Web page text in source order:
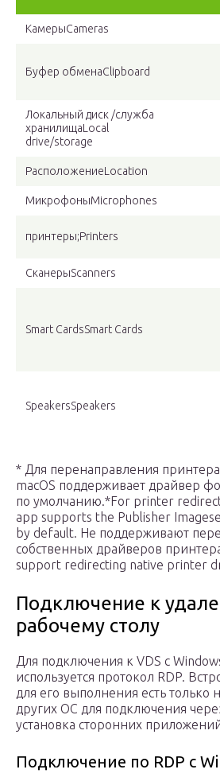
КамерыCameras
Буфер обменаClipboard
Локальный диск /служба
хранилищаLocal
drive/storage
РасположениеLocation
МикрофоныMicrophones
принтеры;Printers
СканерыScanners
Smart CardsSmart Cards
SpeakersSpeakers
* Для перенаправления
macOS поддерживает драйвер
по умолчанию.*For printer
app supports the Publisher
by default. Не поддерживают
собственных драйверов
support redirecting native printer
Подключение к
рабочему столу
Для подключения к VDS с
используется протокол RDP.
для его выполнения есть только
других ОС для подключения
установка сторонних
Подключение по RDP c